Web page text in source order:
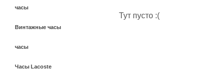
часы
Винтажные часы
часы
Часы Lacoste
Тут пусто :(